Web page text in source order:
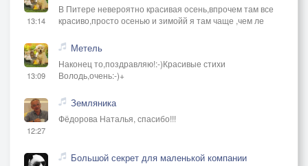
13:14
В Питере невероятно красивая осень,впрочем там все
красиво,просто осенью и зимойй я там чаще ,чем ле
13:09
Метель
Наконец то,поздравляю!:-)Красивые стихи
Володь,очень:-)+
12:27
Земляника
Фёдорова Наталья, спасибо!!!
Большой секрет для маленькой компании